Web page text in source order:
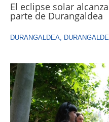
El eclipse solar
parte de Durangaldea
DURANGALDEA